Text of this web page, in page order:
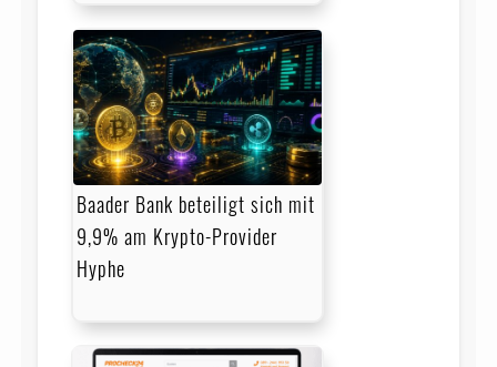
Baader Bank beteiligt sich mit
9,9% am Krypto-Provider
Hyphe